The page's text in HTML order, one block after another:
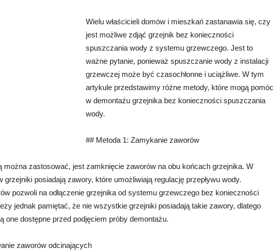
Wielu właścicieli domów i mieszkań zastanawia się, czy
jest możliwe zdjąć grzejnik bez konieczności
spuszczania wody z systemu grzewczego. Jest to
ważne pytanie, ponieważ spuszczanie wody z instalacji
grzewczej może być czasochłonne i uciążliwe. W tym
artykule przedstawimy różne metody, które mogą pomóc
w demontażu grzejnika bez konieczności spuszczania
wody.
## Metoda 1: Zamykanie zaworów
można zastosować, jest zamknięcie zaworów na obu końcach grzejnika. W
posiadają zawory, które umożliwiają regulację przepływu wody.
pozwoli na odłączenie grzejnika od systemu grzewczego bez konieczności
jednak pamiętać, że nie wszystkie grzejniki posiadają takie zawory, dlatego
one dostępne przed podjęciem próby demontażu.
zaworów odcinających